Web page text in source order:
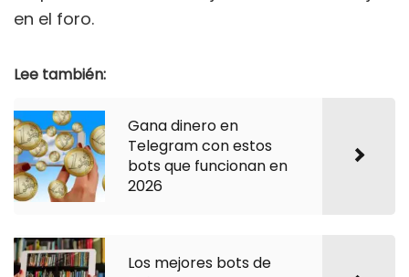
en el foro.
Lee también:
Gana dinero en
Telegram con estos
bots que funcionan en
2026
Los mejores bots de